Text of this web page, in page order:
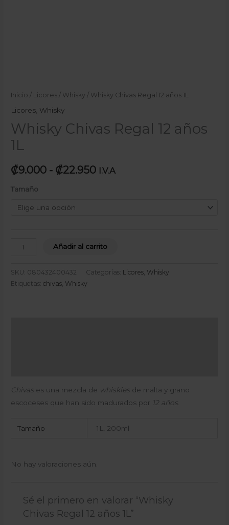
Inicio / Licores / Whisky / Whisky Chivas Regal 12 años 1L
Licores Whisky
Whisky Chivas Regal 12 años
1L
₡9.000 - ₡22.950 I.V.A
Tamaño
Añadir al carrito
SKU: 080432400432 Categorías: Licores Whisky
Etiquetas:chivas Whisky
Chivas es una mezcla de whiskies de malta y grano
escoceses que han sido madurados por 12 años
Tamaño 1L, 200ml
No hay valoraciones aún.
Sé el primero en valorar “Whisky
Chivas Regal 12 años 1L”